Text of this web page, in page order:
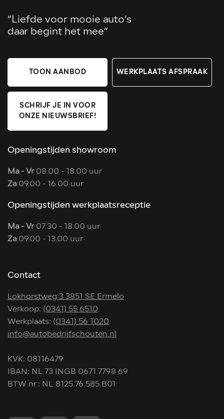
“Liefde voor mooie auto’s
daar begint het mee”
TOON AANBOD WERKPLAATS AFSPRAAK
SCHRIJF JE IN VOOR
ONZE NIEUWSBRIEF!
Openingstijden showroom
Ma - Vr 08.00 - 18.00 uur
Za 09.00 - 16.00 uur
Openingstijden werkplaatsreceptie
Ma - Vr 07.30 - 18.00 uur
Za 09.00 - 13.00 uur
Contact
Lokhorstweg 3 3851 SE Ermelo
Verkoop: (0341) 55 6510
Werkplaats: (0341) 56 1020
info@autobedrijfschouten.nl
KVK: 08116479
IBAN: NL 73 INGB 0671 7798 69
BTW nr.: NL.8125.76.585.B01